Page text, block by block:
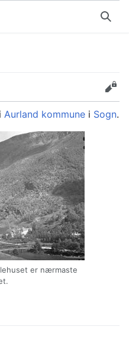
Søk
Rediger
Aurland kommune i Sogn.
er nærmaste